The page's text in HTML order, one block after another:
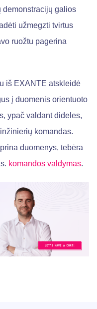
demonstracijų galios
užmegzti tvirtus
ruožtu pagerina
iš EXANTE atskleidė
į duomenis orientuoto
ypač valdant dideles,
komandas.
duomenys, tebėra
komandos valdymas.